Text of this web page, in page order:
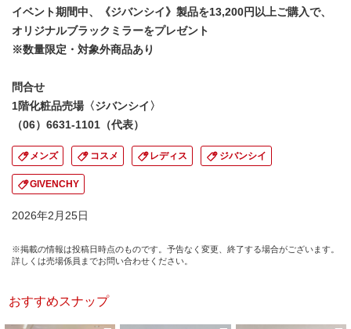
イベント期間中、《ジバンシイ》製品を13,200円以上ご購入で、
オリジナルブラックミラーをプレゼント
※数量限定・対象外商品あり
問合せ
1階化粧品売場〈ジバンシイ〉
（06）6631-1101（代表）
メンズ コスメ レディス ジバンシイ
GIVENCHY
2026年2月25日
※掲載の情報は投稿日時点のものです。予告なく変更、終了する場合がございます。
詳しくは売場係員までお問い合わせください。
おすすめスナップ